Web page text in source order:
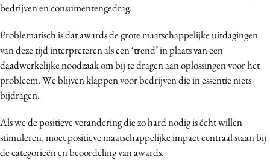
Reputatie & crisis
bedrijven en consumentengedrag.
Problematisch is dat awards de grote maatschappelijke uitdagingen
van deze tijd interpreteren als een ‘trend’ in plaats van een
daadwerkelijke noodzaak om bij te dragen aan oplossingen voor het
probleem. We blijven klappen voor bedrijven die in essentie niets
bijdragen.
Als we de positieve verandering die zo hard nodig is écht willen
stimuleren, moet positieve maatschappelijke impact centraal staan bij
de categorieën en beoordeling van awards.